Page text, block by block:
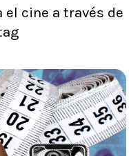
el cine a través de